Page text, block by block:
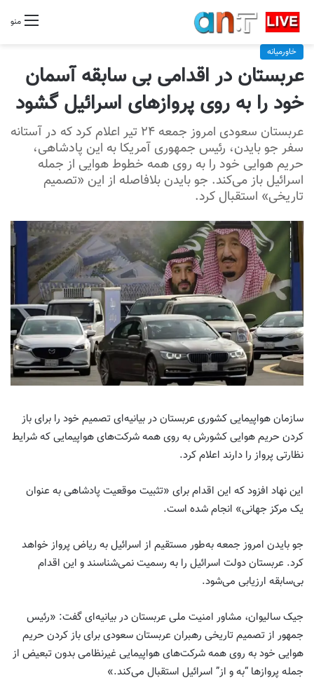
منو
خاورمیانه
عربستان در اقدامی بی سابقه آسمان
خود را به روی پروازهای اسرائیل گشود
عربستان سعودی امروز جمعه ۲۴ تیر اعلام کرد که در آستانه
سفر جو بایدن، رئیس جمهوری آمریکا به این پادشاهی،
حریم هوایی خود را به روی همه خطوط هوایی از جمله
اسرائیل باز می‌کند. جو بایدن بلافاصله از این «تصمیم
تاریخی» استقبال کرد.
سازمان هواپیمایی کشوری عربستان در بیانیه‌ای تصمیم خود را برای باز
کردن حریم هوایی کشورش به روی همه شرکت‌های هواپیمایی که شرایط
نظارتی پرواز را دارند اعلام کرد.
این نهاد افزود که این اقدام برای «تثبیت موقعیت پادشاهی به عنوان
یک مرکز جهانی» انجام شده است.
جو بایدن امروز جمعه به‌طور مستقیم از اسرائیل به ریاض پرواز خواهد
کرد. عربستان دولت اسرائیل را به رسمیت نمی‌شناسند و این اقدام
بی‌سابقه ارزیابی می‌شود.
جیک سالیوان، مشاور امنیت ملی عربستان در بیانیه‌ای گفت: «رئیس
جمهور از تصمیم تاریخی رهبران عربستان سعودی برای باز کردن حریم
هوایی خود به روی همه شرکت‌های هواپیمایی غیرنظامی بدون تبعیض از
جمله پروازها “به و از” اسرائیل استقبال می‌کند.
»